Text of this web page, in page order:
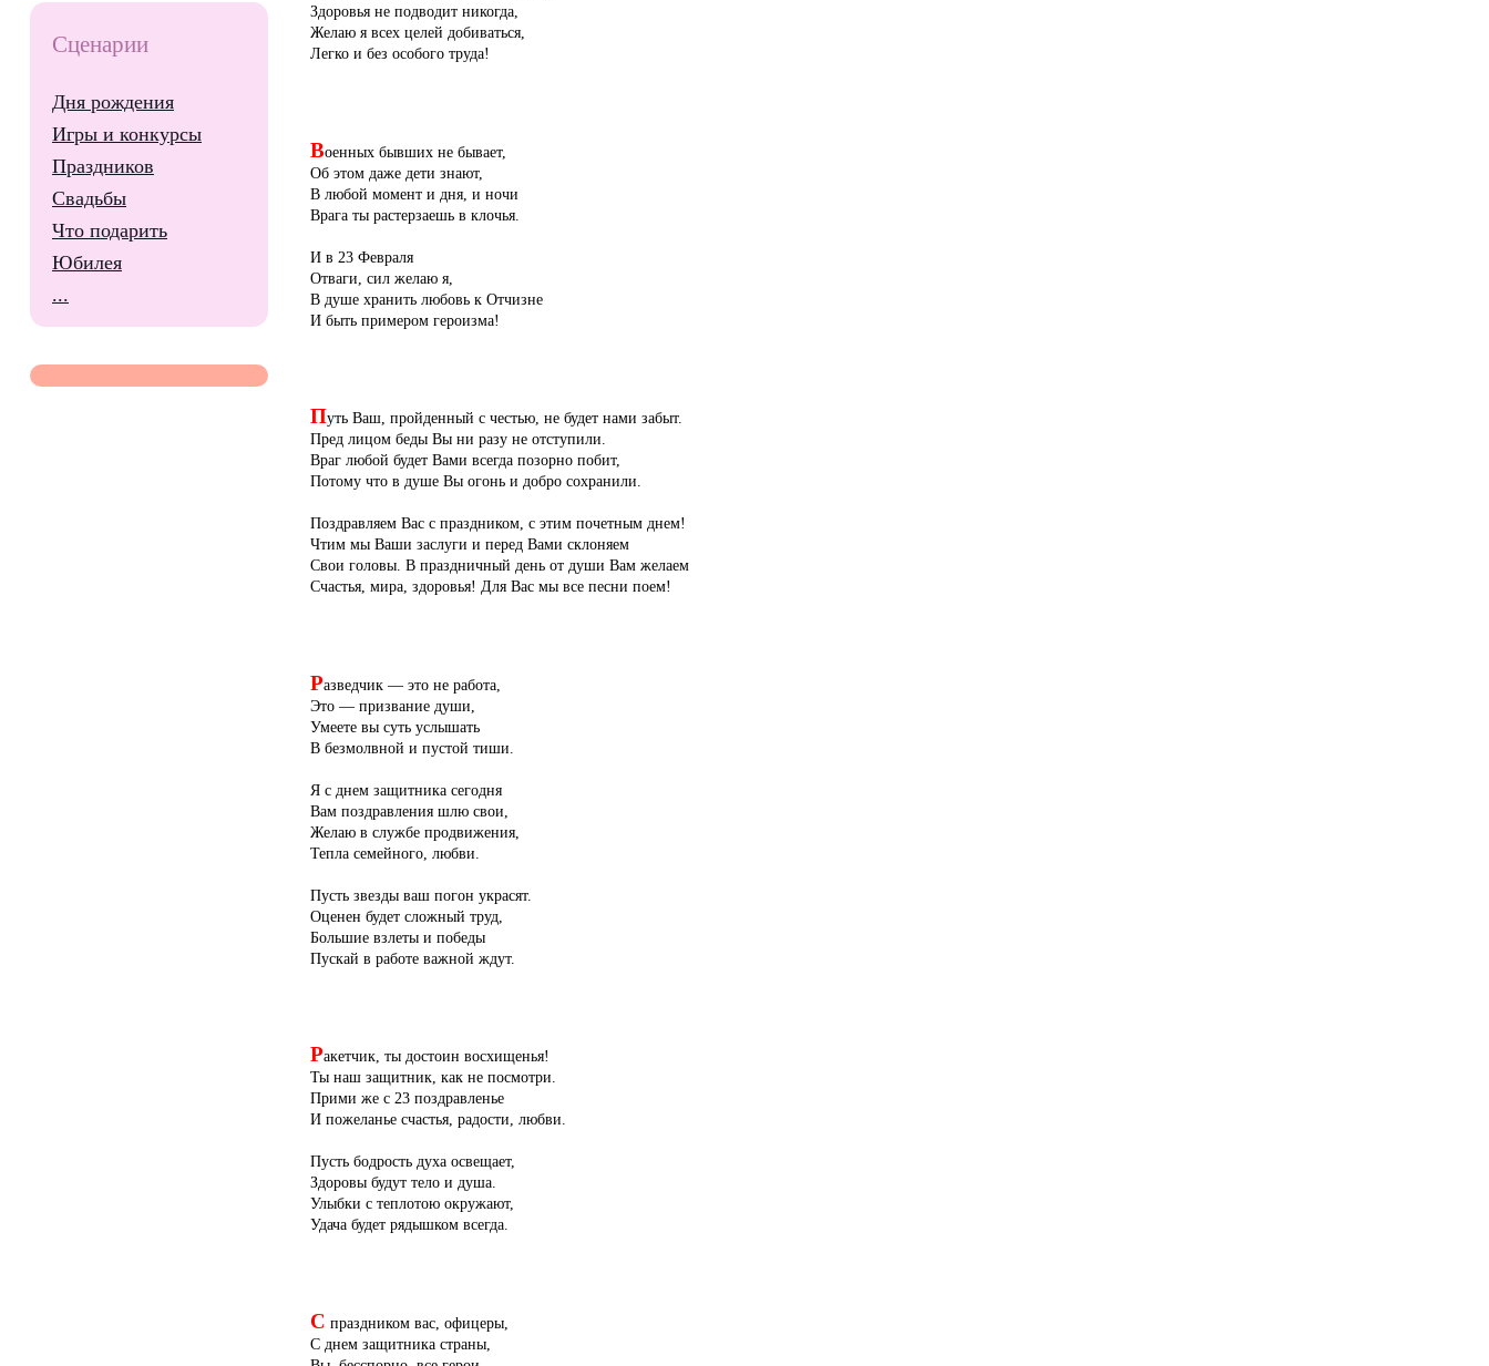
Здоровья не подводит никогда,
Желаю я всех целей добиваться,
Легко и без особого труда!
Военных бывших не бывает,
Об этом даже дети знают,
В любой момент и дня, и ночи
Врага ты растерзаешь в клочья.
И в 23 Февраля
Отваги, сил желаю я,
В душе хранить любовь к Отчизне
И быть примером героизма!
Путь Ваш, пройденный с честью, не будет нами забыт.
Пред лицом беды Вы ни разу не отступили.
Враг любой будет Вами всегда позорно побит,
Потому что в душе Вы огонь и добро сохранили.
Поздравляем Вас с праздником, с этим почетным днем!
Чтим мы Ваши заслуги и перед Вами склоняем
Свои головы. В праздничный день от души Вам желаем
Счастья, мира, здоровья! Для Вас мы все песни поем!
Разведчик — это не работа,
Это — призвание души,
Умеете вы суть услышать
В безмолвной и пустой тиши.
Я с днем защитника сегодня
Вам поздравления шлю свои,
Желаю в службе продвижения,
Тепла семейного, любви.
Пусть звезды ваш погон украсят.
Оценен будет сложный труд,
Большие взлеты и победы
Пускай в работе важной ждут.
Ракетчик, ты достоин восхищенья!
Ты наш защитник, как не посмотри.
Прими же с 23 поздравленье
И пожеланье счастья, радости, любви.
Пусть бодрость духа освещает,
Здоровы будут тело и душа.
Улыбки с теплотою окружают,
Удача будет рядышком всегда.
С праздником вас, офицеры,
С днем защитника страны,
Сценарии
Дня рождения
Игры и конкурсы
Праздников
Свадьбы
Что подарить
Юбилея
...